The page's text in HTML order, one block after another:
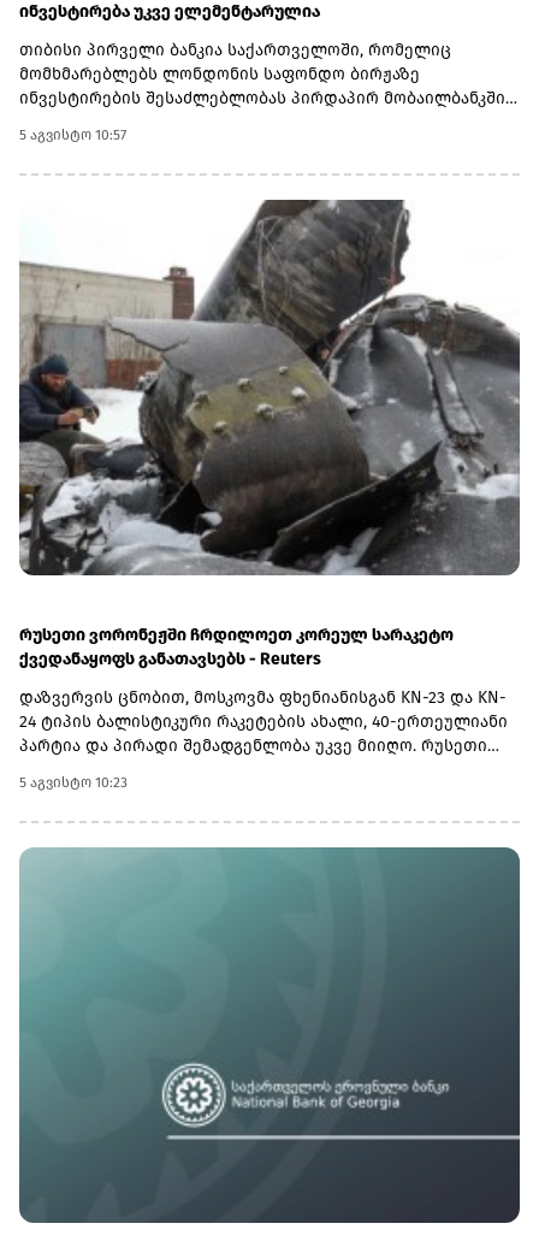
ინვესტირება უკვე ელემენტარულია
თიბისი პირველი ბანკია საქართველოში, რომელიც
მომხმარებლებს ლონდონის საფონდო ბირჟაზე
ინვესტირების შესაძლებლობას პირდაპირ მობაილბანკში
ლონდონის ბაზრებზე წარმოდგენილ კომპანიებში
ინვესტირება ერთი საინვესტიციო პლატფორმიდან
შეუძლიათ.ლონდონის ბირჟაზე ხელმისაწვდომია ისეთი
ცნობილი კომპანიების აქციები, როგორებიცაა Aston Martin,
Asos, Burberry, Rolls-Royce Holdings და სხვა.თიბისის
საინვესტიციო პლატფორმაზე ანგარიშის გახსნას ერთ
წუთზე ნაკლები დრო სჭირდება. დღეს საინვესტიციო
პლატფორმის მეშვეობით, მომხმარებლებისთვის
ხელმისაწვდომ ამერიკულ აქციებთან და ETF-ებთან ერთად,
ლონდონის ბაზრის დამატებით საინვესტიციო
შესაძლებლობები კიდევ უფრო გაფართოვდა.ლონდონის
საფონდო ბირჟის დამატება კიდევ ერთი ნაბიჯია თიბისის
მიზნისკენ – ინვესტირების პროცესი მომხმარებლისთვის
უფრო მარტივი, სწრაფი და ხელმისაწვდომი
გახადოს.აღმოაჩინეთ ლონდონის საფონდო ბირჟა
პირდაპირ მობაილბანკში:
https://app.tbcbank.ge/YiId/vmpjqmpcგაითვალისწინეთ, ეს არ
არის ფინანსური რჩევა.(R)
5 აგვისტო 10:57
რუსეთი ვორონეჟში ჩრდილოეთ კორეულ სარაკეტო
ქვედანაყოფს განათავსებს - Reuters
დაზვერვის ცნობით, მოსკოვმა ფხენიანისგან KN-23 და KN-
24 ტიპის ბალისტიკური რაკეტების ახალი, 40-ერთეულიანი
პარტია და პირადი შემადგენლობა უკვე მიიღო. რუსეთი
შემდგარი ქვედანაყოფი თავისი 112-ე სარაკეტო ბრიგადის
შემადგენლობაში დააყენოს. შეიარაღების საბოლოო
მოცულობა, მათ შორის დამატებითი რაკეტებისა და
დაფიქსირებული შემთხვევა 2025 წლის აგვისტოს შემდეგ,
რისთვისაც სწორედ ახალი პარტიიდან მიღებული
რაკეტები გამოიყენეს. საერთო ჯამში, 2023 წლის ბოლოდან
2025 წლის აგვისტომდე ჩრდილოეთ კორეამ რუსეთს 150-ზე
თანამშრომლობის ახალ და უფრო მასშტაბურ ეტაპზე
5 აგვისტო 10:23